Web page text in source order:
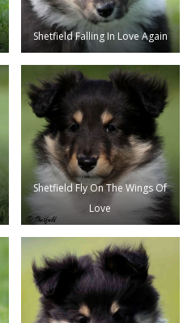
Shetfield Falling In Love Again
Shetfield Fly On The Wings Of
Love